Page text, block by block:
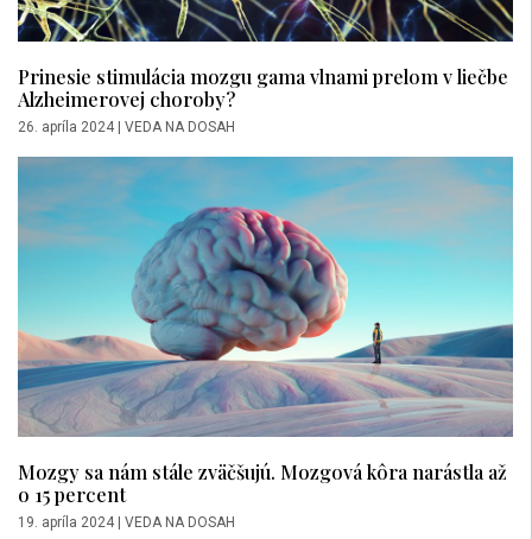
Prinesie stimulácia mozgu gama vlnami prelom v liečbe
Alzheimerovej choroby?
26. apríla 2024 | VEDA NA DOSAH
Mozgy sa nám stále zväčšujú. Mozgová kôra narástla až
o 15 percent
19. apríla 2024 VEDA NA DOSAH